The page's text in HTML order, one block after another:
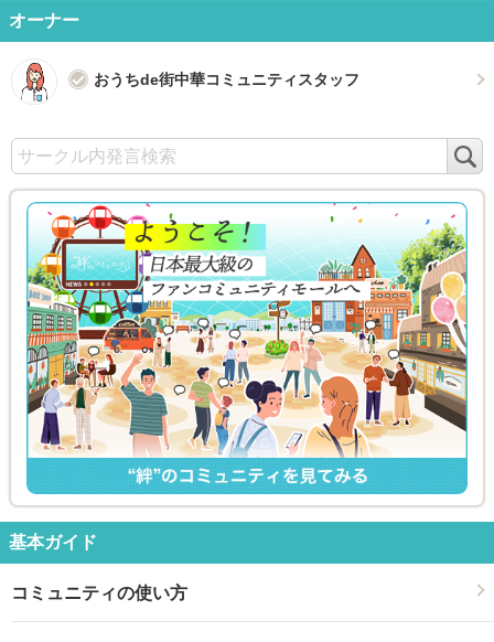
オーナー
おうちde街中華コミュニティスタッフ
基本ガイド
コミュニティの使い方